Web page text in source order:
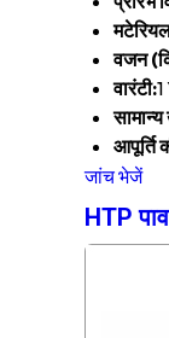
वजन
वारंटी:
आपूर्ति
जांच भेजें
HTP